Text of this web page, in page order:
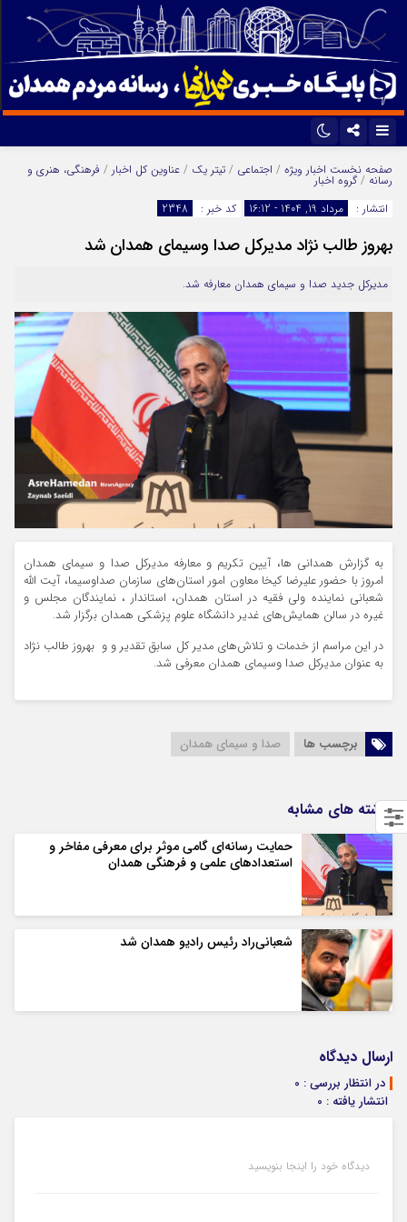
اینستاگرام
تلگرام
ایتا
آپارات
صفحه نخست اخبار ویژه / اجتماعی / تیتر یک / عناوین کل اخبار / فرهنگی، هنری و
رسانه / گروه اخبار
انتشار :
مرداد 19, 1404 - 16:12 کد خبر : 2348
بهروز طالب نژاد مدیرکل صدا وسیمای همدان شد
مدیرکل جدید صدا و سیمای همدان معارفه شد.
به گزارش همدانی ها، آیین تکریم و معارفه مدیرکل صدا و سیمای همدان
امروز با حضور علیرضا کیخا معاون امور استان‌های سازمان صداوسیما، آیت الله
شعبانی نماینده ولی فقیه در استان همدان، استاندار ، نمایندگان مجلس و
غیره در سالن همایش‌های غدیر دانشگاه علوم پزشکی همدان برگزار شد.
در این مراسم از خدمات و تلاش‌های مدیر کل سابق تقدیر و و بهروز طالب نژاد
به عنوان مدیرکل صدا وسیمای همدان معرفی شد.
برچسب ها صدا و سیمای همدان
نوشته های مشابه
حمایت رسانه‌ای گامی موثر برای معرفی مفاخر و
استعدادهای علمی و فرهنگی همدان
شعبانی‌راد رئیس رادیو همدان شد
ارسال دیدگاه
در انتظار بررسی : 0
انتشار یافته : 0
دیدگاه خود را اینجا بنویسید